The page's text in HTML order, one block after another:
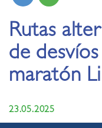
Rutas
de
maratón
23.05.2025